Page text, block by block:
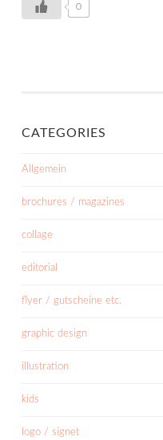
0
CATEGORIES
Allgemein
brochures / magazines
collage
editorial
flyer / gutscheine etc.
graphic design
illustration
kids
logo / signet